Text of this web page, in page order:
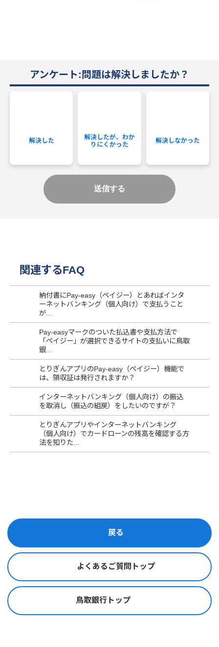
アンケート:問題は解決しましたか？
解決した
解決したが、わか
りにくかった
解決しなかった
関連するFAQ
納付書にPay-easy（ペイジー）とあればインタ
ーネットバンキング（個人向け）で支払うこと
が...
Pay-easyマークのついた払込書や支払方法で
「ペイジー」が選択できるサイトの支払いに鳥取
銀...
とりぎんアプリのPay-easy（ペイジー）機能で
は、領収証は発行されますか？
インターネットバンキング（個人向け）の振込
を取消し（振込の組戻）をしたいのですが？
とりぎんアプリやインターネットバンキング
（個人向け）でカードローンの残高を確認する方
法を知りた...
戻る
よくあるご質問トップ
鳥取銀行トップ